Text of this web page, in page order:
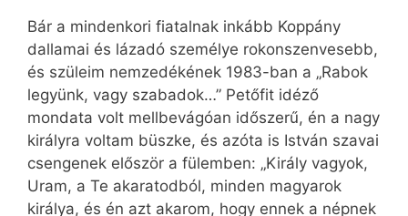
Bár a mindenkori fiatalnak inkább Koppány
dallamai és lázadó személye rokonszenvesebb,
és szüleim nemzedékének 1983-ban a „Rabok
legyünk, vagy szabadok…” Petőfit idéző
mondata volt mellbevágóan időszerű, én a nagy
királyra voltam büszke, és azóta is István szavai
csengenek először a fülemben: „Király vagyok,
Uram, a Te akaratodból, minden magyarok
királya, és én azt akarom, hogy ennek a népnek